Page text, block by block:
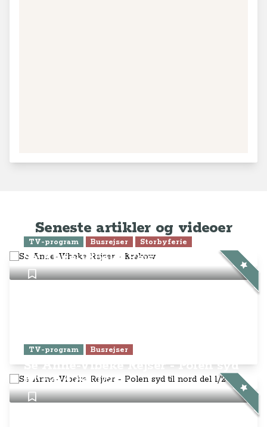
Seneste artikler og videoer
TV-program Busrejser Storbyferie
Se Anne-Vibeke Rejser - Krakow
TV-program Busrejser
Se Anne-Vibeke Rejser - Polen syd
til nord del 1/2